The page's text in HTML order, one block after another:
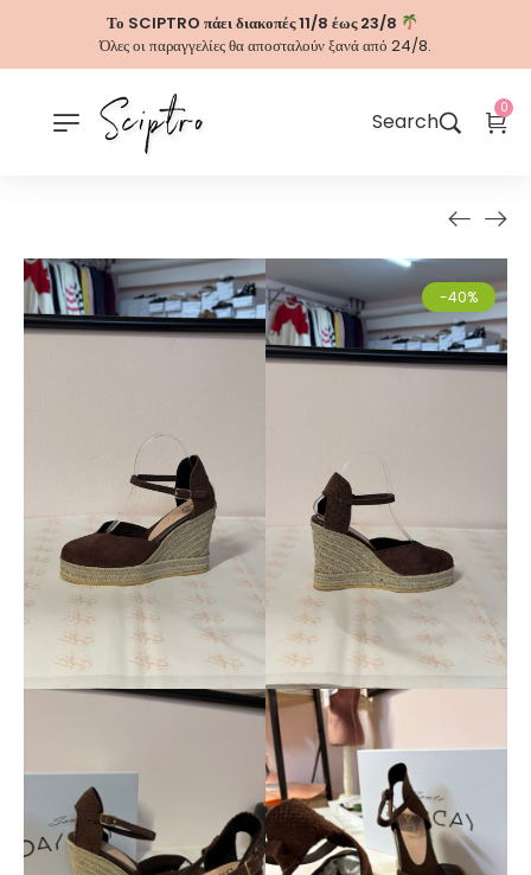
Το SCIPTRO πάει διακοπές 11/8 έως 23/8
Όλες οι παραγγελίες θα αποσταλούν ξανά από 24/8.
Search
0
-40%